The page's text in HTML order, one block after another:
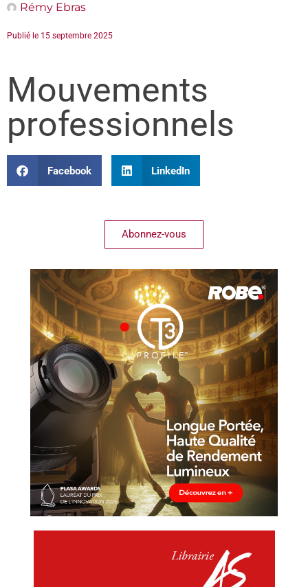
Rémy Ebras
Publié le 15 septembre 2025
Mouvements
professionnels
Facebook LinkedIn
Abonnez-vous